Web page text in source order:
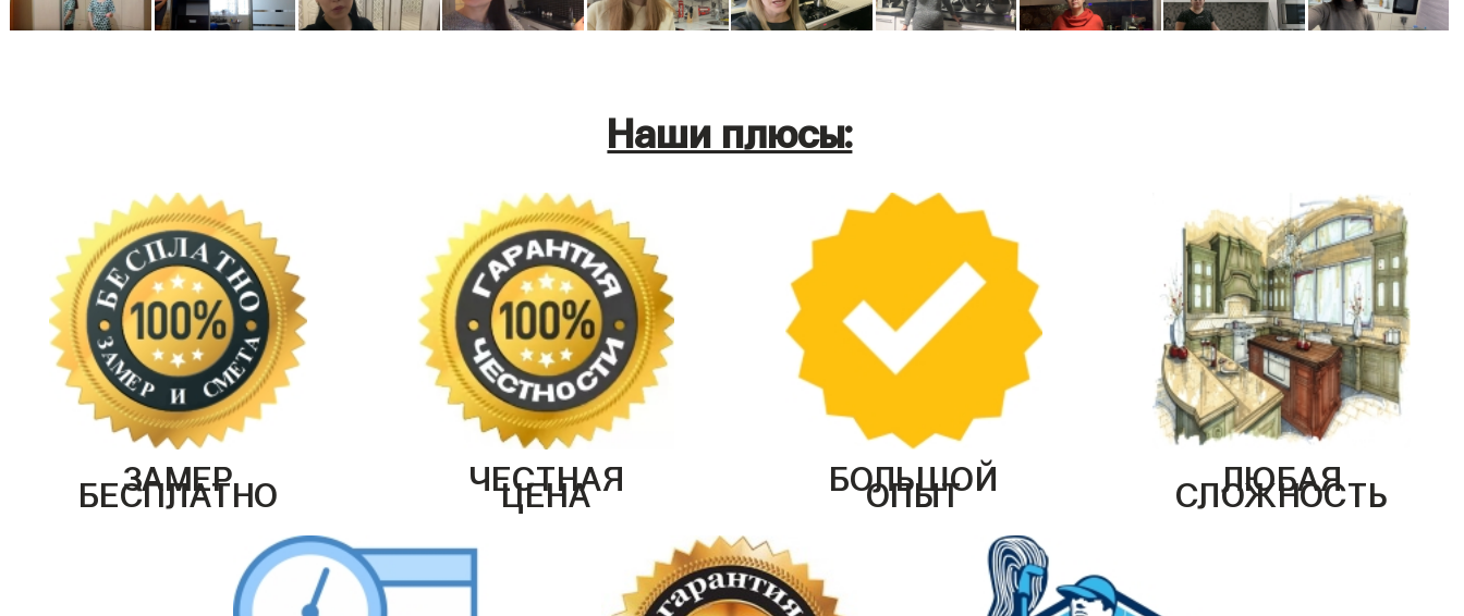
Наши плюсы:
ЗАМЕР
БЕСПЛАТНО ЧЕСТНАЯ
ЦЕНА БОЛЬШОЙ
ОПЫТ ЛЮБАЯ
СЛОЖНОСТЬ